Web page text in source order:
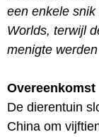
een enkele
Worlds, terwijl
menigte
Overeenkomst
De dierentuin
China om